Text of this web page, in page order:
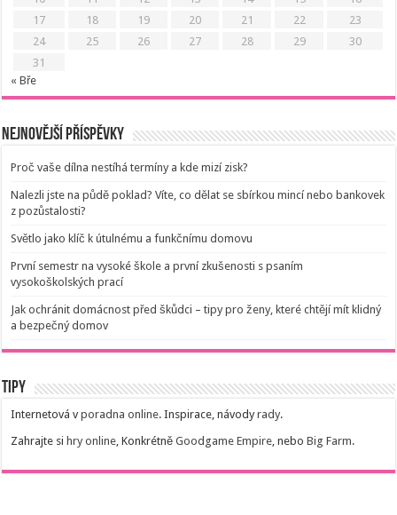
17
18 19 20 21 22
23
24
25 26 27 28 29
30
31
« Bře
Nejnovější příspěvky
Proč vaše dílna nestíhá termíny a kde mizí zisk?
Nalezli jste na půdě poklad? Víte, co dělat se sbírkou mincí nebo bankovek
z pozůstalosti?
Světlo jako klíč k útulnému a funkčnímu domovu
První semestr na vysoké škole a první zkušenosti s psaním
vysokoškolských prací
Jak ochránit domácnost před škůdci – tipy pro ženy, které chtějí mít klidný
a bezpečný domov
Tipy
Internetová vporadna online. Inspirace, návodyrady.
Zahrajte si hry online, KonkrétněGoodgame Empire, neboBig Farm.